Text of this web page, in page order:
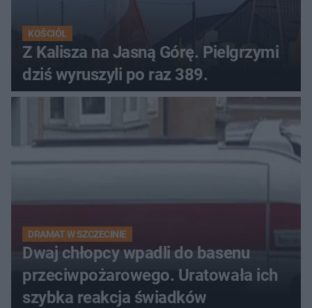
KOŚCIÓŁ
Z Kalisza na Jasną Górę. Pielgrzymi
dziś wyruszyli po raz 389.
DRAMAT W SZCZECINIE
Dwaj chłopcy wpadli do basenu
przeciwpożarowego. Uratowała ich
szybka reakcja świadków